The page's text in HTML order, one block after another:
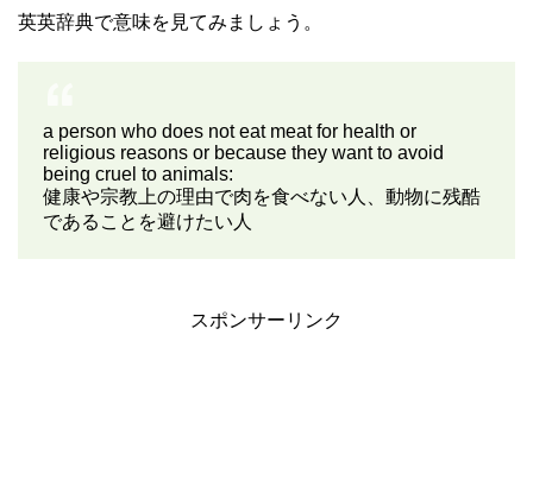
英英辞典で意味を見てみましょう。
a person who does not eat meat for health or
religious reasons or because they want to avoid
being cruel to animals:
健康や宗教上の理由で肉を食べない人、動物に残酷
であることを避けたい人
スポンサーリンク